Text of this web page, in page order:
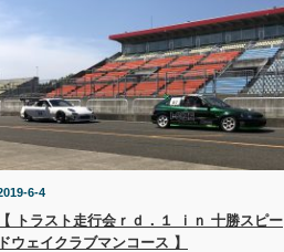
6-4
【 トラスト走行会ｒｄ．１ ｉｎ 十勝スピー
ドウェイクラブマンコース 】